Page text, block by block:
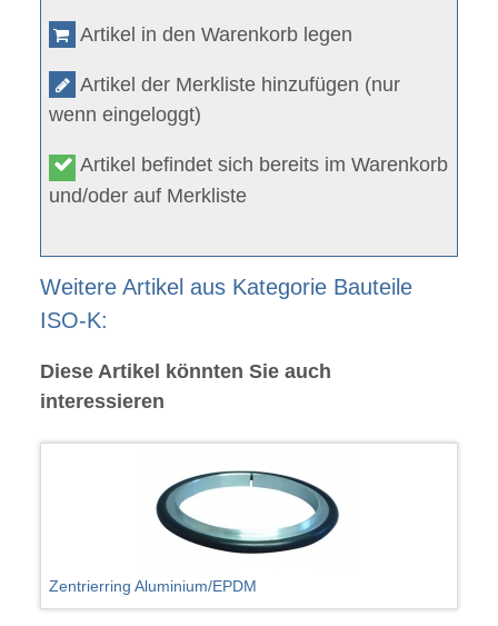
Artikel in den Warenkorb legen
Artikel der Merkliste hinzufügen (nur
wenn eingeloggt)
Artikel befindet sich bereits im Warenkorb
und/oder auf Merkliste
Weitere Artikel aus Kategorie Bauteile
ISO-K:
Diese Artikel könnten Sie auch
interessieren
Zentrierring Aluminium/EPDM